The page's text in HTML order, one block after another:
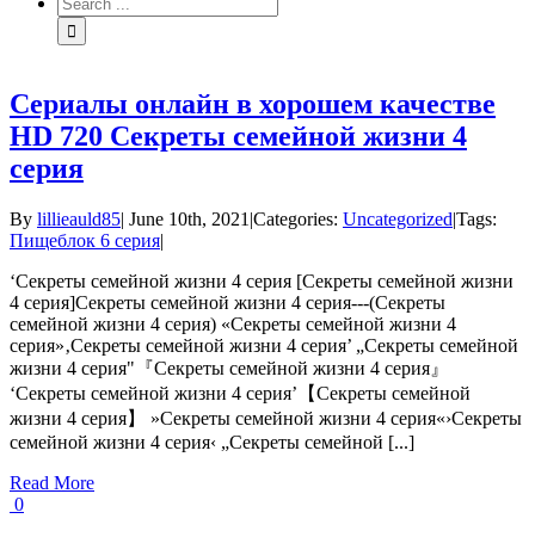
Сериалы онлайн в хорошем качестве
HD 720 Секреты семейной жизни 4
серия
By lillieauld85| June 10th, 2021 |Categories: Uncategorized|Tags:
Пищеблок 6 серия|
‘Секреты семейной жизни 4 серия [Секреты семейной жизни
4 серия]Секреты семейной жизни 4 серия---(Секреты
семейной жизни 4 серия) «Секреты семейной жизни 4
серия»‚Секреты семейной жизни 4 серия’ „Секреты семейной
жизни 4 серия"『Секреты семейной жизни 4 серия』
‘Секреты семейной жизни 4 серия’【Секреты семейной
жизни 4 серия】 »Секреты семейной жизни 4 серия«›Секреты
семейной жизни 4 серия‹ „Секреты семейной [...]
Read More
0